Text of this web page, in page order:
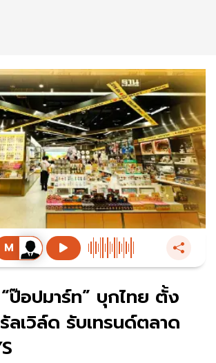
ป๊อปมาร์ท” บุกไทย ตั้ง
ลเวิล์ด รับเทรนด์ตลาด